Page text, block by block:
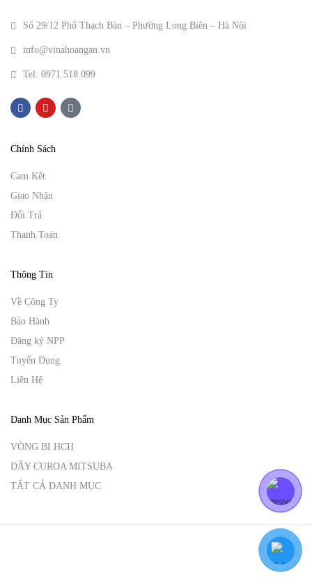
Số 29/12 Phố Thạch Bàn – Phường Long Biên – Hà Nội
info@vinahoangan.vn
Tel: 0971 518 099
Chính Sách
Cam Kết
Giao Nhận
Đổi Trả
Thanh Toán
Thông Tin
Về Công Ty
Bảo Hành
Đăng ký NPP
Tuyển Dụng
Liên Hệ
Danh Mục Sản Phẩm
VÒNG BI HCH
DÂY CUROA MITSUBA
TẤT CẢ DANH MỤC